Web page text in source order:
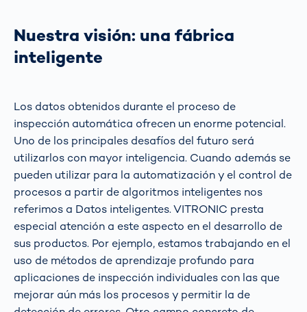
Nuestra visión: una fábrica
inteligente
Los datos obtenidos durante el proceso de
inspección automática ofrecen un enorme potencial.
Uno de los principales desafíos del futuro será
utilizarlos con mayor inteligencia. Cuando además se
pueden utilizar para la automatización y el control de
procesos a partir de algoritmos inteligentes nos
referimos a Datos inteligentes. VITRONIC presta
especial atención a este aspecto en el desarrollo de
sus productos. Por ejemplo, estamos trabajando en el
uso de métodos de aprendizaje profundo para
aplicaciones de inspección individuales con las que
mejorar aún más los procesos y permitir la de